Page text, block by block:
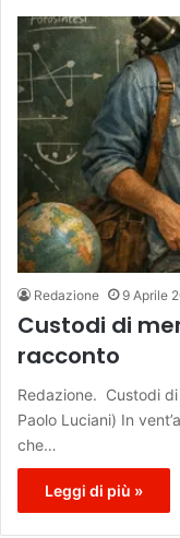
Redazione 9 Aprile
Custodi di
racconto
Redazione. Custodi
Paolo Luciani) In
che…
Leggi di più »